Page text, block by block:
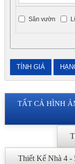
Sân vườn
TẤT CẢ HÌNH
Thiết Kế Nhà 4 -